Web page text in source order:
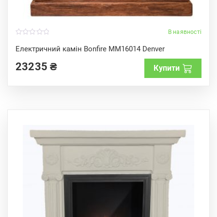
В наявності
Електричний камін Bonfire MM16014 Denver
o
u
o
f
23235₴ Купити